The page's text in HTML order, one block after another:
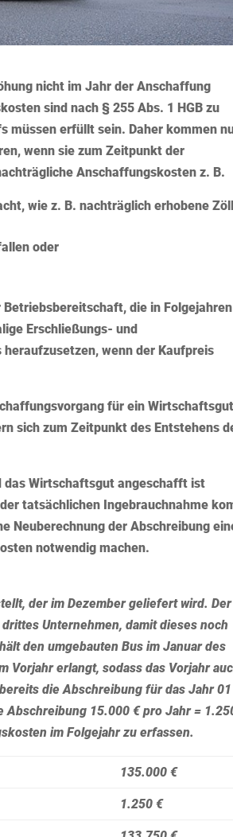
nicht im Jahr der Anschaffung
sind nach § 255 Abs. 1 HGB zu
müssen erfüllt sein. Daher kommen
wenn sie zum Zeitpunkt der
Anschaffungskosten z. B.
wie z. B. nachträglich erhobene
oder
die in Folgejahren
Erschließungs- und
wenn der Kaufpreis
für ein Wirtschaftsgut
sich zum Zeitpunkt des Entstehens
das Wirtschaftsgut angeschafft ist
tatsächlichen Ingebrauchnahme
Neuberechnung der Abschreibung
notwendig machen.
der im Dezember geliefert wird. Der
Unternehmen, damit dieses noch
den umgebauten Bus im Januar des
Vorjahr erlangt, sodass das Vorjahr
die Abschreibung für das Jahr 01
15.000 € pro Jahr =
im Folgejahr zu erfassen.
135.000 €
1.250 €